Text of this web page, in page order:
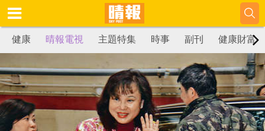
健康 晴報電視 主題特集 時事 副刊 健康財富